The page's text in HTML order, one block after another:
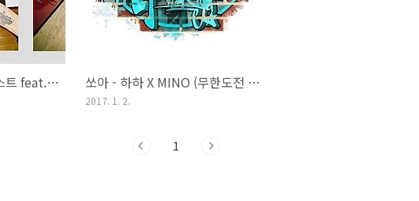
StrOngerrr - 코드쿤스트 feat. 로꼬, MINO (MUGGLES` MANSION, 2017) 쏘아 - 하하 X MINO (무한도전 위대한 유산, 2016)
2017. 1. 2.
1